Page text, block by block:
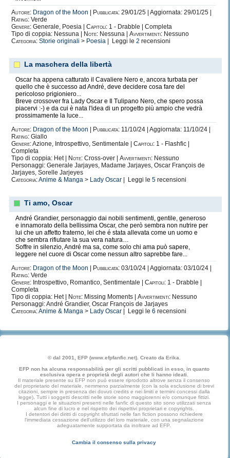
Autore: Dragon of the Moon Pubblicata: 29/01/25 | Aggiornata: 29/01/25 |
Rating: Verde
Genere: Generale, Poesia | Capitoli: 1 - Drabble | Completa
Tipo di coppia: Nessuna |
Note: Nessuna | Avvertimenti: Nessuno
Categoria: Storie originali > Poesia | Leggi le 2 recensioni
La maschera della libertà
Oscar ha appena catturato il Cavaliere Nero e, ancora turbata per
quello che è successo ad André, deve decidere cosa fare del
pericoloso prigioniero...
Breve crossover fra Lady Oscar e Il Tulipano Nero, che spero possa
piacervi :-) e da cui è nata l'idea di un progetto più ampio che vedrà
prossimamente la luce...
Autore: Dragon of the Moon Pubblicata: 11/10/24 | Aggiornata: 11/10/24 |
Rating: Giallo
Genere:Azione, Introspettivo, Sentimentale | Capitoli: 1 - Flashfic |
Completa
Tipo di coppia: Het |
Note: Cross-over | Avvertimenti: Nessuno
Personaggi: Generale Jarjayes, Madame Jarjayes, Oscar François de
Jarjayes, Sorelle Jarjeyes
Categoria:Anime & Manga > Lady Oscar | Leggi le 5 recensioni
Ti amo, Oscar
André Grandier, personaggio dai nobili sentimenti, gentile, generoso
e innamorato della bellissima Oscar, che però sembra non nutrire per
lui che un affetto fraterno, lei che é stata allevata come un uomo e
che sembra rifiutare la sua vera natura…
Soffre in silenzio, André ma sa, come solo chi ama può sapere,
leggere nel cuore di Oscar come nessun altro saprebbe fare...
Autore: Dragon of the Moon Pubblicata: 03/10/24 | Aggiornata: 03/10/24 |
Rating: Verde
Genere: Introspettivo, Romantico, Sentimentale | Capitoli: 1 - Drabble |
Completa
Tipo di coppia: Het |
Note: Missing Moments | Avvertimenti: Nessuno
Personaggi: André Grandier, Oscar François de Jarjayes
Categoria:Anime & Manga > Lady Oscar | Leggi le 6 recensioni
© dal 2001, EFP (www.efpfanfic.net). Creato da Erika.
EFP non ha alcuna responsabilità per gli scritti pubblicati in esso, in quanto
esclusiva opera e proprietà degli autori che li hanno ideati.
Il materiale presente su EFP non può essere riprodotto altrove senza il consenso
del proprietario del materiale, nemmeno parzialmente (con la sola esclusione di brevi
citazioni, sempre in presenza dei dovuti credits e nei limiti e termini concessi dalla
legge). Tutti i soggetti descritti nelle storie sono maggiorenni e/o comunque fittizi.
I personaggi e le situazioni presenti nelle fanfic di questo sito sono utilizzati senza
alcun fine di lucro e nel rispetto dei rispettivi proprietari e copyrights.
I detentori dei diritti di copyright sfruttati nelle fan fiction possono richiedere
l'immediata cessazione dell'utilizzo del loro materiale, con una segnalazione
adeguatamente supportata da inoltrare ad EFP.
Cambia il consenso sulla privacy